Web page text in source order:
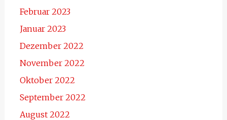
Februar 2023
Januar 2023
Dezember 2022
November 2022
Oktober 2022
September 2022
August 2022